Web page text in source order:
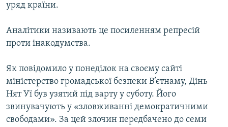
уряд країни.
Аналітики називають це посиленням репресій
проти інакодумства.
Як повідомило у понеділок на своєму сайті
міністерство громадської безпеки В’єтнаму, Дінь
Нят Уї був узятий під варту у суботу. Його
звинувачують у «зловживанні демократичними
свободами». За цей злочин передбачено до семи